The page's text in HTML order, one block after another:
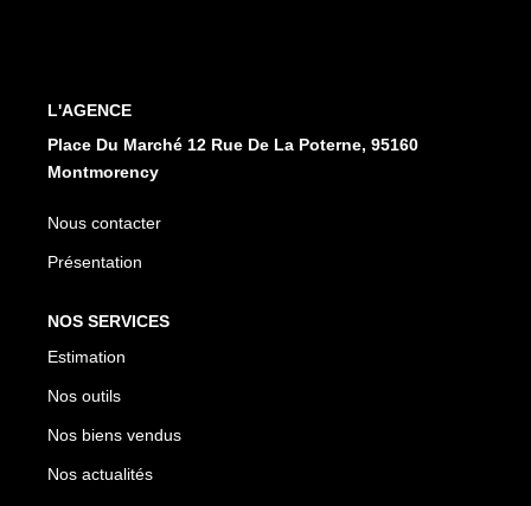
L'AGENCE
Place Du Marché 12 Rue De La Poterne, 95160
Montmorency
Nous contacter
Présentation
NOS SERVICES
Estimation
Nos outils
Nos biens vendus
Nos actualités